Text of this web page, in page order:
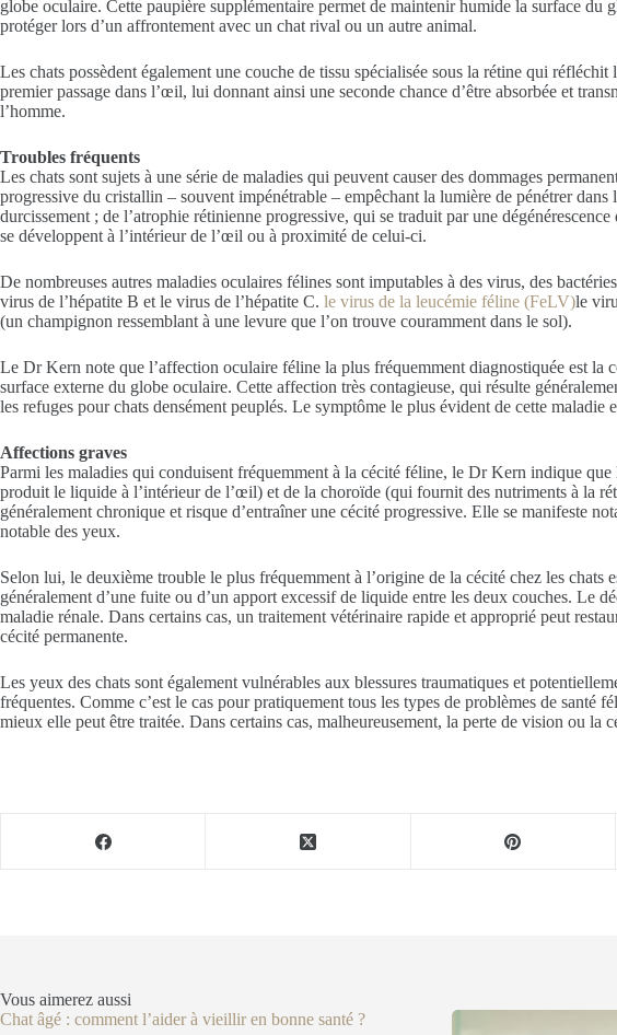
globe oculaire. Cette paupière supplémentaire permet de maintenir humide la surface
protéger lors d’un affrontement avec un chat rival ou un autre animal.
Les chats possèdent également une couche de tissu spécialisée sous la rétine qui
premier passage dans l’œil, lui donnant ainsi une seconde chance d’être absorbée et
l’homme.
Troubles fréquents
Les chats sont sujets à une série de maladies qui peuvent causer des dommages
progressive du cristallin – souvent impénétrable – empêchant la lumière de pénétrer
durcissement ; de l’atrophie rétinienne progressive, qui se traduit par une
se développent à l’intérieur de l’œil ou à proximité de celui-ci.
De nombreuses autres maladies oculaires félines sont imputables à des virus, des
virus de l’hépatite B et le virus de l’hépatite C. le virus de la leucémie féline (FeLV)le
(un champignon ressemblant à une levure que l’on trouve couramment dans le sol).
Le Dr Kern note que l’affection oculaire féline la plus fréquemment diagnostiquée est
surface externe du globe oculaire. Cette affection très contagieuse, qui résulte
les refuges pour chats densément peuplés. Le symptôme le plus évident de cette
Affections graves
Parmi les maladies qui conduisent fréquemment à la cécité féline, le Dr Kern indique
produit le liquide à l’intérieur de l’œil) et de la choroïde (qui fournit des nutriments à la
généralement chronique et risque d’entraîner une cécité progressive. Elle se manifeste
notable des yeux.
Selon lui, le deuxième trouble le plus fréquemment à l’origine de la cécité chez les
généralement d’une fuite ou d’un apport excessif de liquide entre les deux couches. Le
maladie rénale. Dans certains cas, un traitement vétérinaire rapide et approprié peut
cécité permanente.
Les yeux des chats sont également vulnérables aux blessures traumatiques et
fréquentes. Comme c’est le cas pour pratiquement tous les types de problèmes de santé
mieux elle peut être traitée. Dans certains cas, malheureusement, la perte de vision ou
Vous aimerez aussi
Chat âgé : comment l’aider à vieillir en bonne santé ?